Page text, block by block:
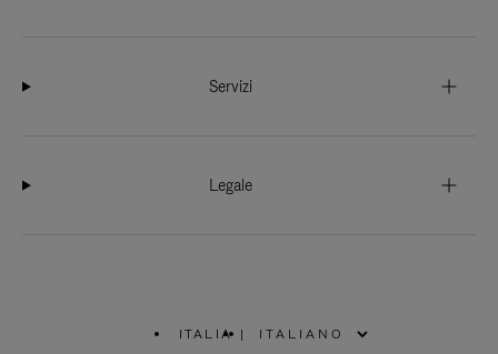
Servizi
Legale
ITALIA |